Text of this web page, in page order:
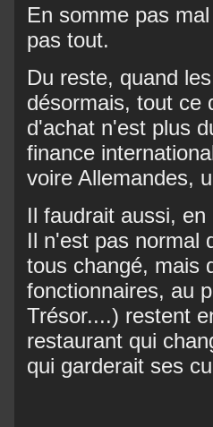
En somme pas
pas tout.
Du reste, quand
désormais, tout ce
d'achat n'est plus
finance
voire Allemandes,
Il faudrait aussi,
Il n'est pas normal
tous changé, mais
fonctionnaires, au
Trésor....) restent
restaurant qui
qui garderait ses